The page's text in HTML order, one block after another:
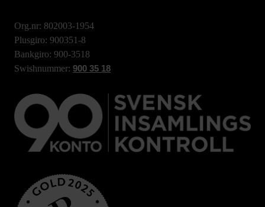
Org.nr: 802003-1954
Plusgiro: 900351-8
Bankgiro: 900-3518
Swishnummer: 900 35 18